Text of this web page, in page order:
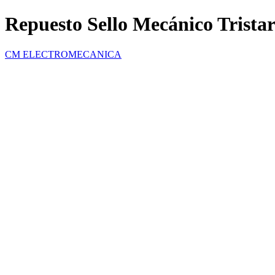
Repuesto Sello Mecánico
CM ELECTROMECANICA